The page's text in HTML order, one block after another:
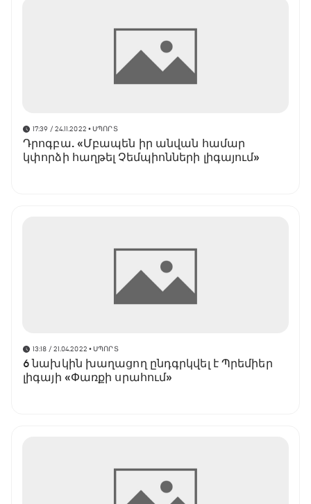
17:39 / 24.11.2022 • ՍՊՈՐՏ
Դրոգբա. «Մբապեն իր անվան համար
կփորձի հաղթել Չեմպիոնների լիգայում»
13:18 / 21.04.2022 • ՍՊՈՐՏ
6 նախկին խաղացող ընդգրկվել է Պրեմիեր
լիգայի «Փառքի սրահում»